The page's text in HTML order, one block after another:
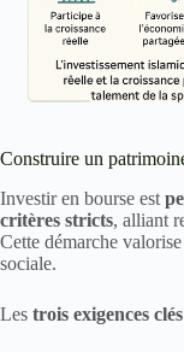
Construire un
Investir en bourse est
critères stricts, alliant
Cette démarche
sociale.
Les trois exigences clés